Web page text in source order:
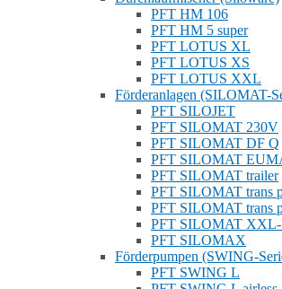
PFT HM 106
PFT HM 5 super
PFT LOTUS XL
PFT LOTUS XS
PFT LOTUS XXL
Förderanlagen (SILOMAT-
PFT SILOJET
PFT SILOMAT 230V
PFT SILOMAT DF Q
PFT SILOMAT
PFT SILOMAT trailer
PFT SILOMAT trans
PFT SILOMAT trans
PFT SILOMAT
PFT SILOMAX
Förderpumpen (SWING-
PFT SWING L